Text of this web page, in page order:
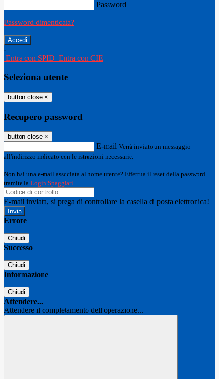
Password
Password dimenticata?
-
Entra con SPID Entra con CIE
Seleziona utente
button close ×
Recupero password
button close ×
E-mail Verrà inviato un messaggio
all'indirizzo indicato con le istruzioni necessarie.
Non hai una e-mail associata al nome utente? Effettua il reset della password
tramite la Login Spaggiari
E-mail inviata, si prega di controllare la casella di posta elettronica!
Errore
Chiudi
Successo
Chiudi
Informazione
Chiudi
Attendere...
Attendere il completamento dell'operazione...